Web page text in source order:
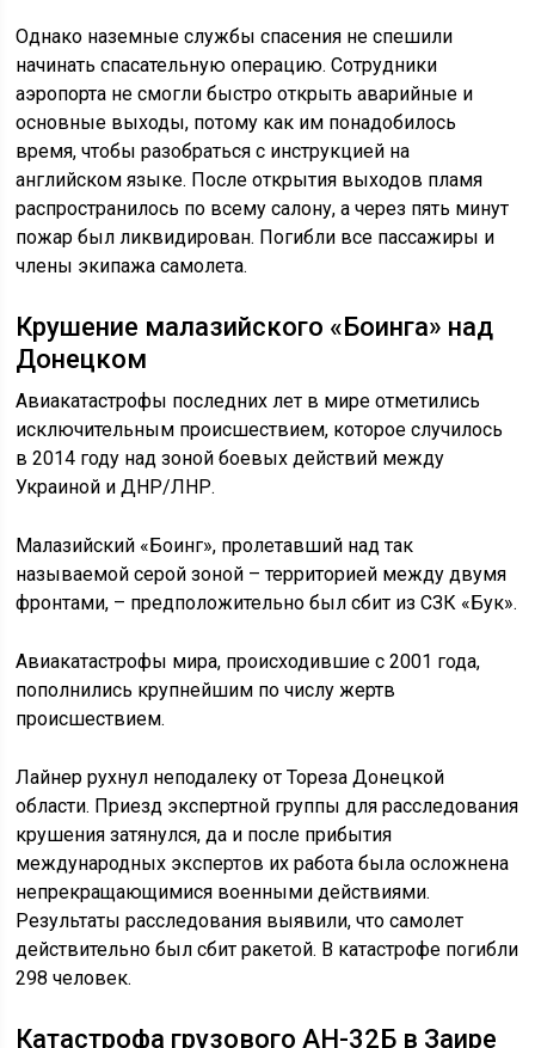
Однако наземные службы спасения не спешили
начинать спасательную операцию. Сотрудники
аэропорта не смогли быстро открыть аварийные и
основные выходы, потому как им понадобилось
время, чтобы разобраться с инструкцией на
английском языке. После открытия выходов пламя
распространилось по всему салону, а через пять минут
пожар был ликвидирован. Погибли все пассажиры и
члены экипажа самолета.
Крушение малазийского «Боинга» над
Донецком
Авиакатастрофы последних лет в мире отметились
исключительным происшествием, которое случилось
в 2014 году над зоной боевых действий между
Украиной и ДНР/ЛНР.
Малазийский «Боинг», пролетавший над так
называемой серой зоной – территорией между двумя
фронтами, – предположительно был сбит из СЗК «Бук».
Авиакатастрофы мира, происходившие с 2001 года,
пополнились крупнейшим по числу жертв
происшествием.
Лайнер рухнул неподалеку от Тореза Донецкой
области. Приезд экспертной группы для расследования
крушения затянулся, да и после прибытия
международных экспертов их работа была осложнена
непрекращающимися военными действиями.
Результаты расследования выявили, что самолет
действительно был сбит ракетой. В катастрофе погибли
298 человек.
Катастрофа грузового АН-32Б в Заире